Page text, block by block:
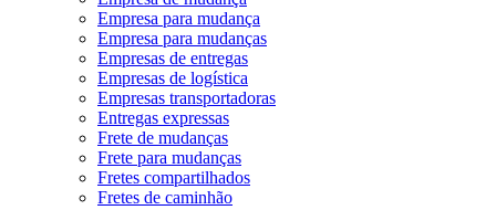
Empresa para mudança
Empresa para mudanças
Empresas de entregas
Empresas de logística
Empresas transportadoras
Entregas expressas
Frete de mudanças
Frete para mudanças
Fretes compartilhados
Fretes de caminhão